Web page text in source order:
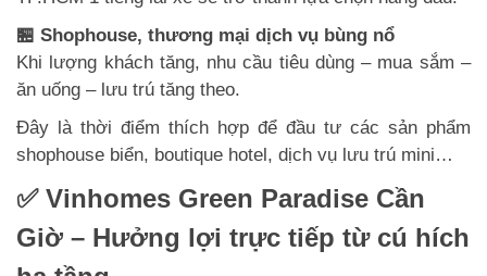
🏪 Shophouse, thương mại dịch vụ bùng nổ
Khi lượng khách tăng, nhu cầu tiêu dùng – mua sắm –
ăn uống – lưu trú tăng theo.
Đây là thời điểm thích hợp để đầu tư các sản phẩm
shophouse biển, boutique hotel, dịch vụ lưu trú mini…
✅ Vinhomes Green Paradise Cần
Giờ – Hưởng lợi trực tiếp từ cú hích